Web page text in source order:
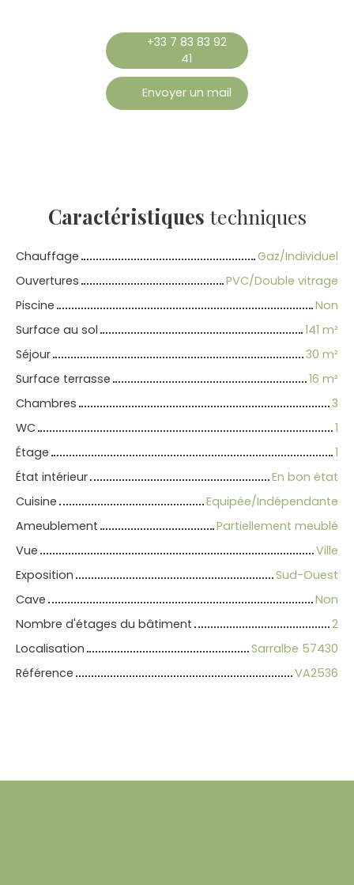
+33 7 83 83 92
41
Envoyer un mail
Caractéristiques techniques
Chauffage
Gaz/Individuel
Ouvertures
PVC/Double vitrage
Piscine
Non
Surface au sol
141 m²
Séjour
30 m²
Surface terrasse
16 m²
Chambres
3
WC
1
Étage
1
État intérieur
En bon état
Cuisine
Equipée/Indépendante
Ameublement
Partiellement meublé
Vue
Ville
Exposition
Sud-Ouest
Cave
Non
Nombre d'étages du bâtiment
2
Localisation
Sarralbe 57430
Référence
VA2536